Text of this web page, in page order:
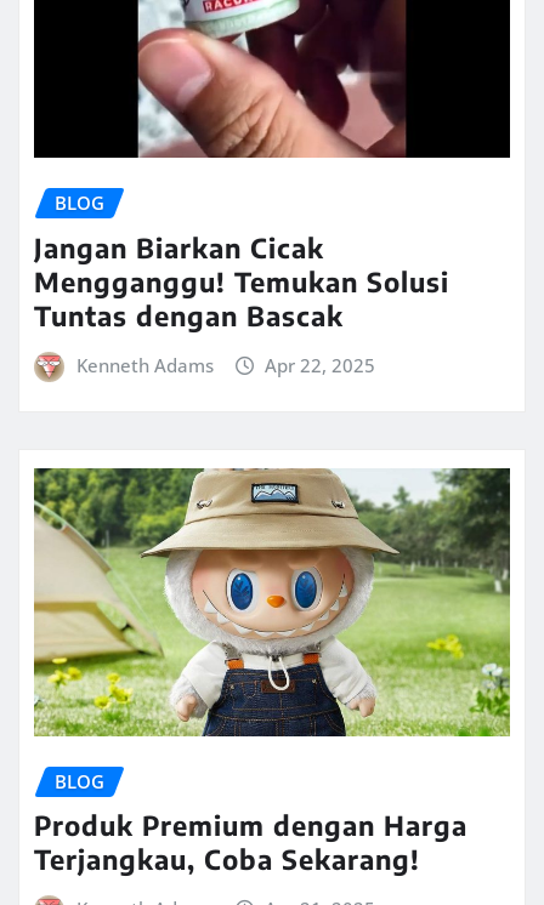
BLOG
Jangan Biarkan Cicak
Mengganggu! Temukan Solusi
Tuntas dengan Bascak
Kenneth Adams Apr 22, 2025
BLOG
Produk Premium dengan Harga
Terjangkau, Coba Sekarang!